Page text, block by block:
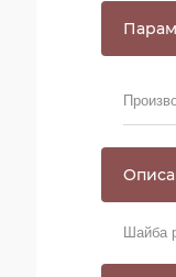
Шайба